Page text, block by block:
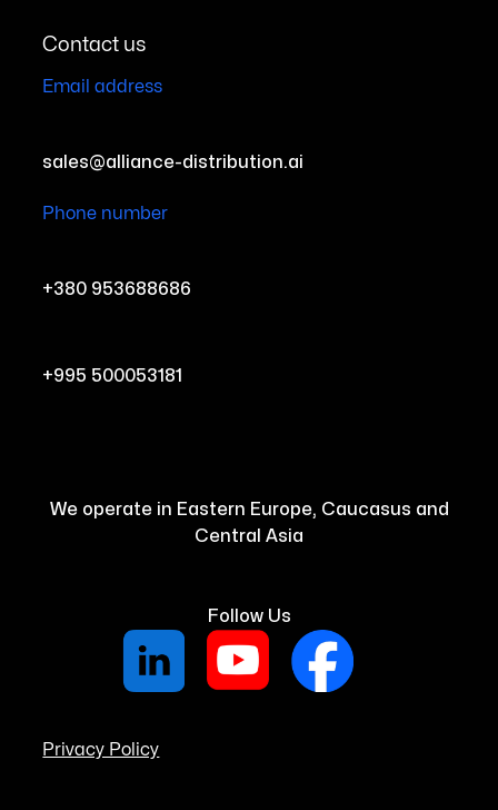
Contact us
Email address
sales@alliance-distribution.ai
Phone number
+380 953688686
+995 500053181
We operate in Eastern Europe, Caucasus and
Central Asia
Follow Us
Privacy Policy